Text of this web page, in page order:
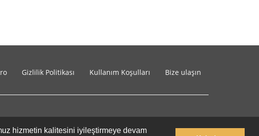
hizmetin kalitesini iyileştirmeye devam
Gizlilik Politikası Kullanım Koşulları Bize ulaşın